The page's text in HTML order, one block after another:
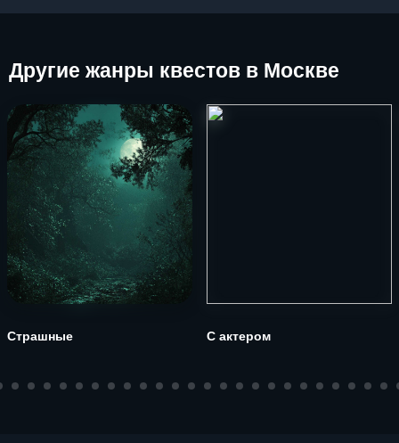
Другие жанры квестов в Москве
Страшные С актером